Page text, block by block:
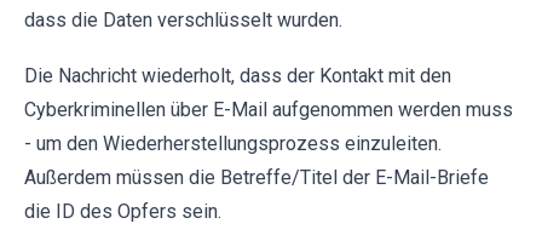
dass die Daten verschlüsselt wurden.
Die Nachricht wiederholt, dass der Kontakt mit den
Cyberkriminellen über E-Mail aufgenommen werden muss
- um den Wiederherstellungsprozess einzuleiten.
Außerdem müssen die Betreffe/Titel der E-Mail-Briefe
die ID des Opfers sein.